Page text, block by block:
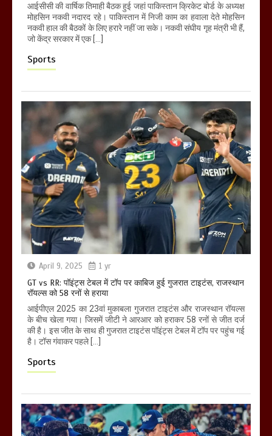
आईसीसी की वार्षिक तिमाही बैठक हुई जहां पाकिस्तान क्रिकेट बोर्ड के अध्यक्ष
मोहसिन नकवी नदारद रहे। पाकिस्तान में निजी काम का हवाला देते मोहसिन
नकवी हाल की बैठकों के लिए हरारे नहीं जा सके। नकवी संघीय गृह मंत्री भी हैं,
जो केंद्र सरकार में एक […]
Sports
April 9, 2025 1 yr
GT vs RR: पॉइंट्स टेबल में टॉप पर काबिज हुई गुजरात टाइटंस, राजस्थान
रॉयल्स को 58 रनों से हराया
आईपीएल 2025 का 23वां मुकाबला गुजरात टाइटंस और राजस्थान रॉयल्स
के बीच खेला गया। जिसमें जीटी ने आरआर को हराकर 58 रनों से जीत दर्ज
की है। इस जीत के साथ ही गुजरात टाइटंस पॉइंट्स टेबल में टॉप पर पहुंच गई
है। टॉस गंवाकर पहले […]
Sports